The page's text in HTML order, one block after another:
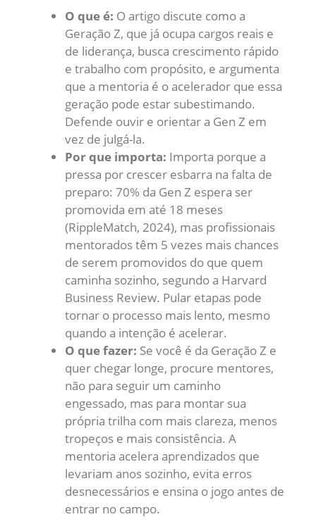
O que é: O artigo discute como a
Geração Z, que já ocupa cargos reais e
de liderança, busca crescimento rápido
e trabalho com propósito, e argumenta
que a mentoria é o acelerador que essa
geração pode estar subestimando.
Defende ouvir e orientar a Gen Z em
vez de julgá-la.
Por que importa: Importa porque a
pressa por crescer esbarra na falta de
preparo: 70% da Gen Z espera ser
promovida em até 18 meses
(RippleMatch, 2024), mas profissionais
mentorados têm 5 vezes mais chances
de serem promovidos do que quem
caminha sozinho, segundo a Harvard
Business Review. Pular etapas pode
tornar o processo mais lento, mesmo
quando a intenção é acelerar.
O que fazer: Se você é da Geração Z e
quer chegar longe, procure mentores,
não para seguir um caminho
engessado, mas para montar sua
própria trilha com mais clareza, menos
tropeços e mais consistência. A
mentoria acelera aprendizados que
levariam anos sozinho, evita erros
desnecessários e ensina o jogo antes de
entrar no campo.